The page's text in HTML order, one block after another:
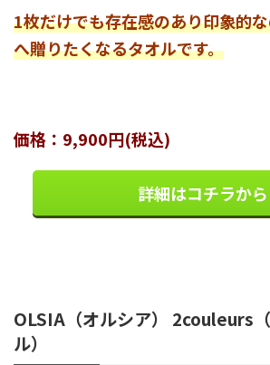
1枚だけでも存在感のあり印象的
へ贈りたくなるタオルです。
価格：9,900円(税込)
詳細はコチラから
OLSIA（オルシア） 2couleurs
ル）